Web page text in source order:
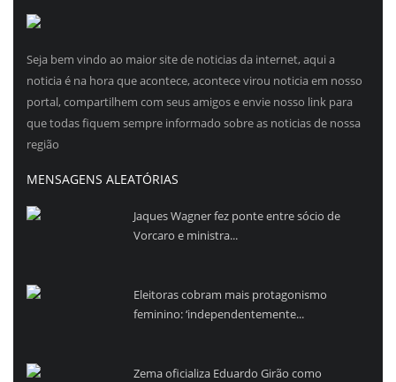
Seja bem vindo ao maior site de noticias da internet, aqui a
noticia é na hora que acontece, acontece virou noticia em nosso
portal, compartilhem com seus amigos e envie nosso link para
que todas fiquem sempre informado sobre as noticias de nossa
região
MENSAGENS ALEATÓRIAS
Jaques Wagner fez ponte entre sócio de
Vorcaro e ministra...
Eleitoras cobram mais protagonismo
feminino: ‘independentemente...
Zema oficializa Eduardo Girão como